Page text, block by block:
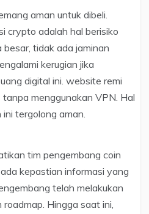
aman untuk dibeli.
crypto adalah hal berisiko
tidak ada jaminan
kerugian jika
digital ini. website remi
menggunakan VPN. Hal
tergolong aman.
tim pengembang coin
kepastian informasi yang
telah melakukan
Hingga saat ini,